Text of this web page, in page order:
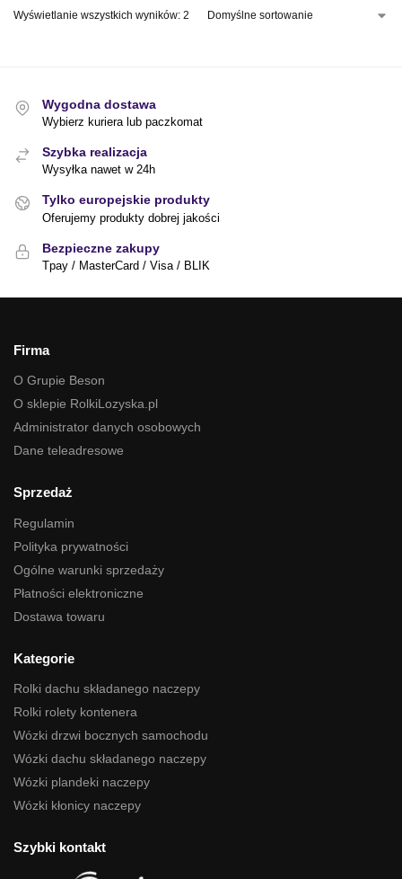
Wyświetlanie wszystkich wyników: 2
Wygodna dostawa
Wybierz kuriera lub paczkomat
Szybka realizacja
Wysyłka nawet w 24h
Tylko europejskie produkty
Oferujemy produkty dobrej jakości
Bezpieczne zakupy
Tpay / MasterCard / Visa / BLIK
Firma
O Grupie Beson
O sklepie RolkiLozyska.pl
Administrator danych osobowych
Dane teleadresowe
Sprzedaż
Regulamin
Polityka prywatności
Ogólne warunki sprzedaży
Płatności elektroniczne
Dostawa towaru
Kategorie
Rolki dachu składanego naczepy
Rolki rolety kontenera
Wózki drzwi bocznych samochodu
Wózki dachu składanego naczepy
Wózki plandeki naczepy
Wózki kłonicy naczepy
Szybki kontakt